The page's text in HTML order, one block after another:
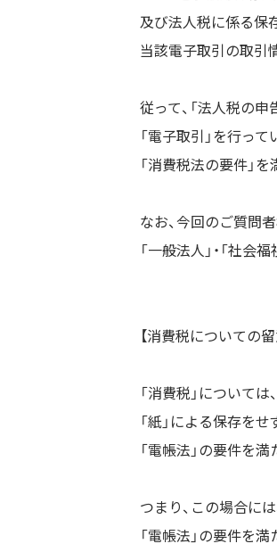
及び法人税に係る保
当該電子取引の取引
従って、「法人税の
「電子取引」を行っ
「消費税法の要件」を
なお、今回のご質問
「一般法人」・「社
【消費税についての留
「消費税」について
「紙」による保存を
「電帳法」の要件を
つまり、この場合に
「電帳法」の要件を